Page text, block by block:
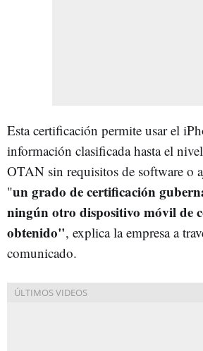
Esta certificación permite usar el
información clasificada hasta el
OTAN sin requisitos de software o
"un grado de certificación
ningún otro dispositivo móvil de
obtenido", explica la empresa a
comunicado.